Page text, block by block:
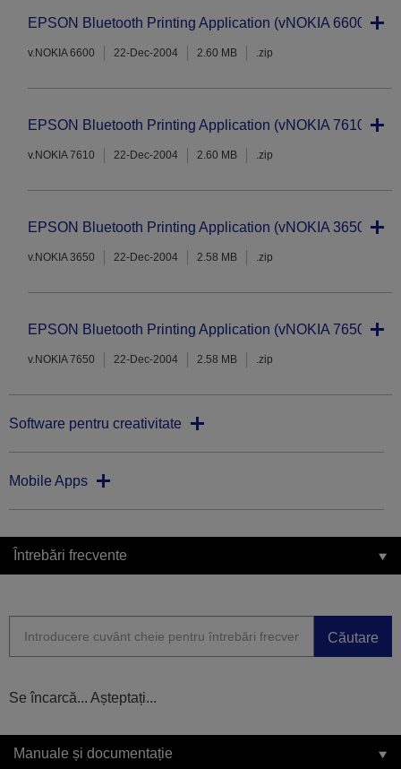
EPSON Bluetooth Printing Application (vNOKIA 6600)
v.NOKIA 6600 22-Dec-2004 2.60 MB .zip
EPSON Bluetooth Printing Application (vNOKIA 7610)
v.NOKIA 7610 22-Dec-2004 2.60 MB .zip
EPSON Bluetooth Printing Application (vNOKIA 3650)
v.NOKIA 3650 22-Dec-2004 2.58 MB .zip
EPSON Bluetooth Printing Application (vNOKIA 7650)
v.NOKIA 7650 22-Dec-2004 2.58 MB .zip
Software pentru creativitate
Mobile Apps
Întrebări frecvente
Căutare
Se încarcă... Așteptați...
Manuale și documentație